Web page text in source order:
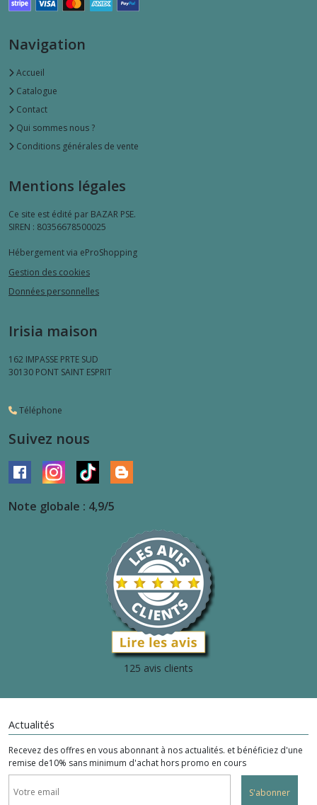
Navigation
Accueil
Catalogue
Contact
Qui sommes nous ?
Conditions générales de vente
Mentions légales
Ce site est édité par BAZAR PSE.
SIREN : 80356678500025
Hébergement via eProShopping
Gestion des cookies
Données personnelles
Irisia maison
162 IMPASSE PRTE SUD
30130 PONT SAINT ESPRIT
Téléphone
Suivez nous
Note globale : 4,9/5
125 avis clients
Actualités
Recevez des offres en vous abonnant à nos actualités. et bénéficiez d'une
remise de10% sans minimum d'achat hors promo en cours
S'abonner